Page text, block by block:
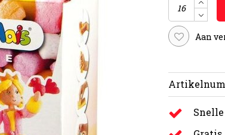
Aan